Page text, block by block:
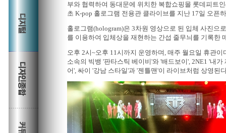
부와 협력하여 동대문에 위치한 복합쇼핑몰 롯데피트
초 K-pop 홀로그램 전용관 클라이브를 지난 17일 오픈
홀로그램(hologram)은 3차원 영상으로 된 입체 사진으
를 이용하여 입체상을 재현하는 간섭 줄무늬를 기록한
오후 2시~오후 11시까지 운영하며, 매주 월요일 휴관이
소속의 빅뱅 '판타스틱 베이비'와 '배드보이', 2NE1 '내가
어', 싸이 '강남 스타일'과 '젠틀맨'이 라이브처럼 상영된